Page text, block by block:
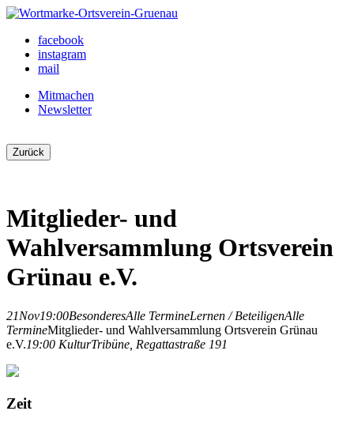
Skip
content
Ortsverein Grünau
Veranstaltungen und Angebote in Ihrem Bezirk
facebook
instagram
mail
Mitmachen
Newsletter
Zurück
Mitglieder- und
Wahlversammlung Ortsverein
Grünau e.V.
21Nov19:00BesonderesAlle TermineLernen / BeteiligenAlle
TermineMitglieder- und Wahlversammlung Ortsverein Grünau
e.V.19:00 KulturTribüne , Regattastraße 191
Zeit